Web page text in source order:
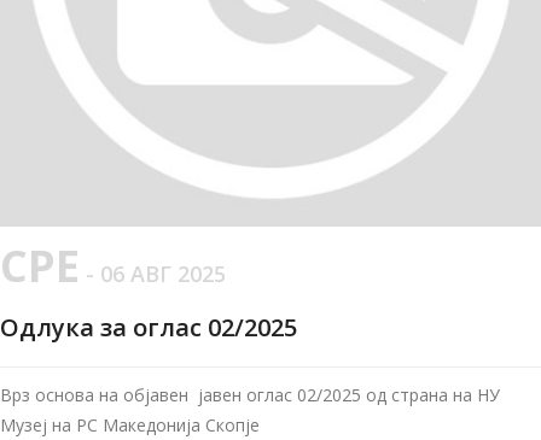
СРЕ - 06 АВГ 2025
Одлука за оглас 02/2025
Врз основа на објавен јавен оглас 02/2025 од страна на НУ
Музеј на РС Македонија Скопје